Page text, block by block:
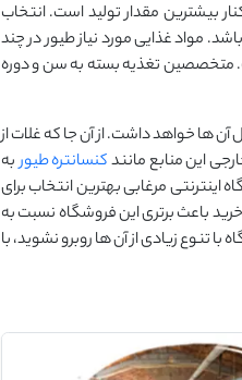
بیشترین مقدار تولید است. انتخاب
مواد غذایی مورد نیاز طیور در چند
متخصصین تغذیه بسته به سن و دوره
ها خواهد داشت. از آن جا که غلات از
این منابع مانندکنسانتره طیوربه
اینترنتی مرغابی بهترین انتخاب برای
باعث برتری این فروشگاه نسبت به
تنوع زیادی از آن ها روبرو نشوید، با